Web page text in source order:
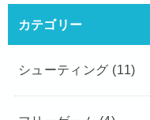
カテゴリー
シューティング (11)